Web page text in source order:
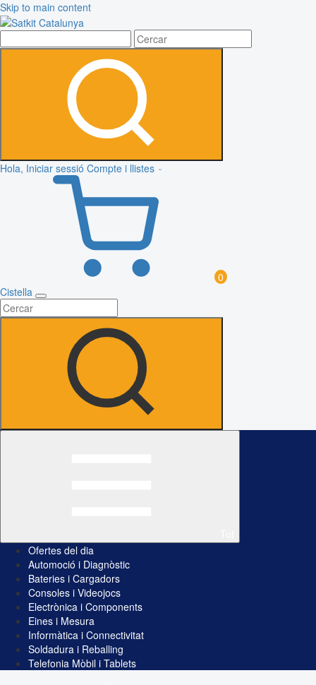
Skip to main content
Hola, Iniciar sessió Compte i llistes
0
Cistella
Ofertes del dia
Automoció i Diagnòstic
Bateries i Cargadors
Consoles i Videojocs
Electrònica i Components
Eines i Mesura
Informàtica i Connectivitat
Soldadura i Reballing
Telefonia Mòbil i Tablets